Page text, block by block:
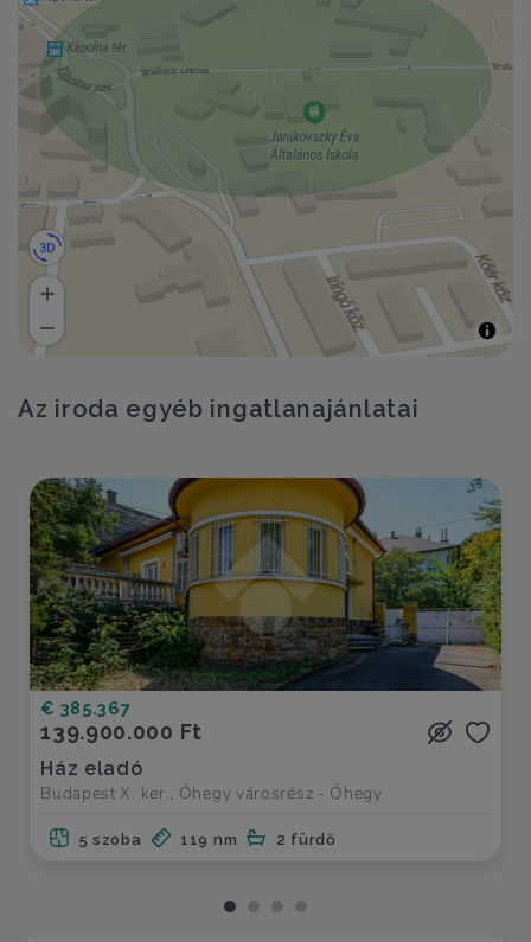
Az iroda egyéb ingatlanajánlatai
€ 385.367
139.900.000 Ft
Ház eladó
Budapest X. ker., Óhegy városrész - Óhegy
5 szoba 119 nm 2 fürdő